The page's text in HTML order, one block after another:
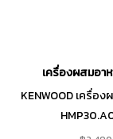
เครื่องผสมอา
KENWOOD เครื่อ